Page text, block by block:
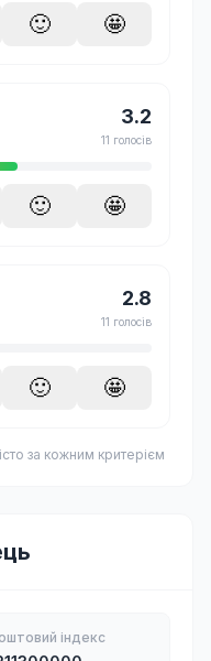
🙂 🤩
3.2
11 голосів
🙂 🤩
2.8
11 голосів
🙂 🤩
за кожним критерієм
індекс